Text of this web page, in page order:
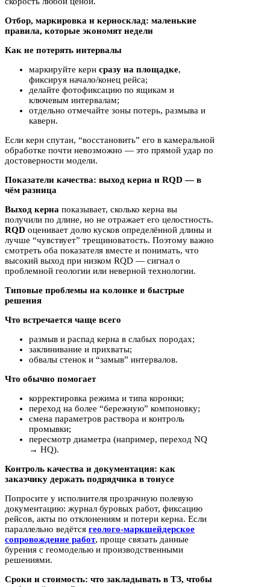
Отбор, маркировка и керносклад: маленькие
правила, которые экономят недели
Как не потерять интервалы
маркируйте керн сразу на площадке,
фиксируя начало/конец рейса;
делайте фотофиксацию по ящикам и
ключевым интервалам;
отдельно отмечайте зоны потерь, размыва и
каверн.
Если керн спутан, “восстановить” его в камеральной
обработке почти невозможно — это прямой удар по
достоверности модели.
Показатели качества: выход керна и RQD — в
чём разница
Выход керна показывает, сколько керна вы
получили по длине, но не отражает его целостность.
RQD оценивает долю кусков определённой длины и
лучше “чувствует” трещиноватость. Поэтому важно
смотреть оба показателя вместе и понимать, что
высокий выход при низком RQD — сигнал о
проблемной геологии или неверной технологии.
Типовые проблемы на колонке и быстрые
решения
Что встречается чаще всего
размыв и распад керна в слабых породах;
заклинивание и прихваты;
обвалы стенок и “замыв” интервалов.
Что обычно помогает
корректировка режима и типа коронки;
переход на более “бережную” компоновку;
смена параметров раствора и контроль
промывки;
пересмотр диаметра (например, переход NQ
→ HQ).
Контроль качества и документация: как
заказчику держать подрядчика в тонусе
Попросите у исполнителя прозрачную полевую
документацию: журнал буровых работ, фиксацию
рейсов, акты по отклонениям и потери керна. Если
параллельно ведётся геолого-маркшейдерское
сопровождение работ, проще связать данные
бурения с геомоделью и производственными
решениями.
Сроки и стоимость: что закладывать в ТЗ, чтобы